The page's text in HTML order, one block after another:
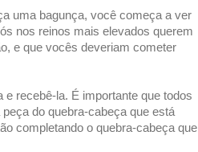
uma bagunça, você começa a ver
nos reinos mais elevados querem
e que vocês deveriam cometer
recebê-la. É importante que todos
do quebra-cabeça que está
completando o quebra-cabeça que